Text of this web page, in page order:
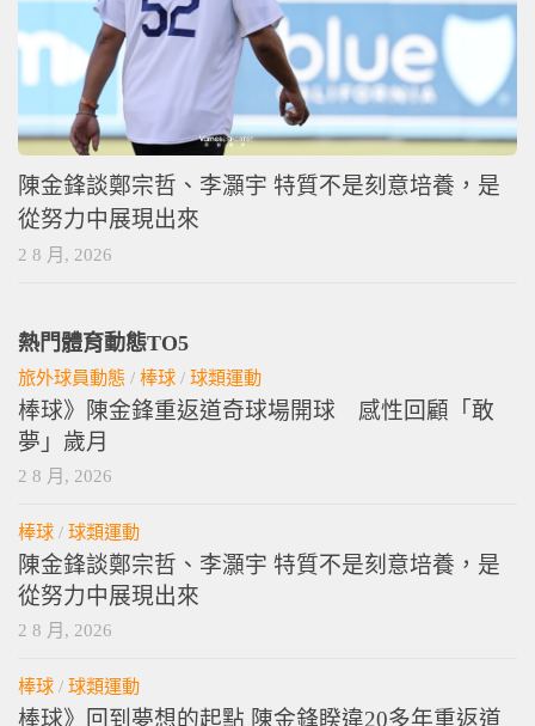
陳金鋒談鄭宗哲、李灝宇 特質不是刻意培養，是
從努力中展現出來
2 8 月, 2026
熱門體育動態TO5
旅外球員動態 / 棒球 / 球類運動
棒球》陳金鋒重返道奇球場開球 感性回顧「敢
夢」歲月
2 8 月, 2026
棒球 / 球類運動
陳金鋒談鄭宗哲、李灝宇 特質不是刻意培養，是
從努力中展現出來
2 8 月, 2026
棒球 / 球類運動
棒球》回到夢想的起點 陳金鋒睽違20多年重返道